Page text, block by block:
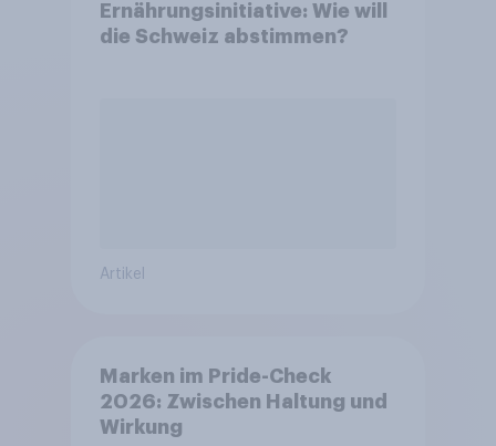
Ernährungsinitiative: Wie will
die Schweiz abstimmen?
Artikel
Marken im Pride-Check
2026: Zwischen Haltung und
Wirkung